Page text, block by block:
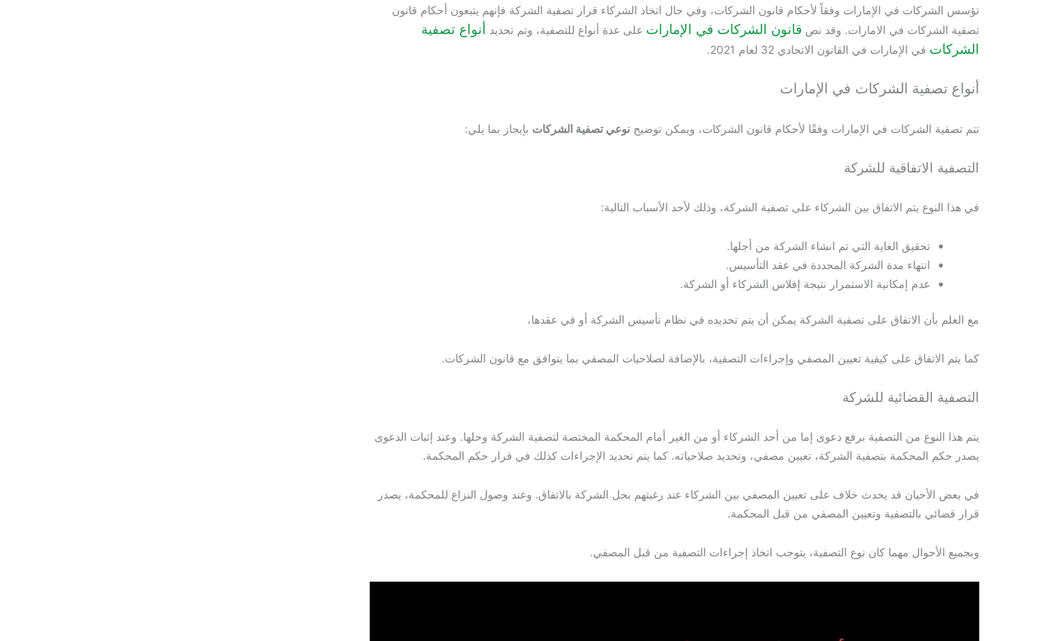
تؤسس الشركات في الإمارات وفقاً لأحكام قانون الشركات، وفي حال اتخاذ الشركاء قرار تصفية الشركة فإنهم يتبعون أحكام قانون
تصفية الشركات في الامارات. وقد نص قانون الشركات في الإمارات على عدة أنواع للتصفية، وتم تحديد أنواع تصفية
الشركات في الإمارات في القانون الاتحادي 32 لعام 2021.
أنواع تصفية الشركات في الإمارات
تتم تصفية الشركات في الإمارات وفقًا لأحكام قانون الشركات، ويمكن توضيح نوعي تصفية الشركات بإيجاز بما يلي:
التصفية الاتفاقية للشركة
في هذا النوع يتم الاتفاق بين الشركاء على تصفية الشركة، وذلك لأحد الأسباب التالية:
تحقيق الغاية التي تم انشاء الشركة من أجلها.
انتهاء مدة الشركة المحددة في عقد التأسيس.
عدم إمكانية الاستمرار نتيجة إفلاس الشركاء أو الشركة.
مع العلم بأن الاتفاق على تصفية الشركة يمكن أن يتم تحديده في نظام تأسيس الشركة أو في عقدها،
كما يتم الاتفاق على كيفية تعيين المصفي وإجراءات التصفية، بالإضافة لصلاحيات المصفي بما يتوافق مع قانون الشركات.
التصفية القضائية للشركة
يتم هذا النوع من التصفية برفع دعوى إما من أحد الشركاء أو من الغير أمام المحكمة المختصة لتصفية الشركة وحلها. وعند إثبات الدعوى
يصدر حكم المحكمة بتصفية الشركة، تعيين مصفي، وتحديد صلاحياته. كما يتم تحديد الإجراءات كذلك في قرار حكم المحكمة.
في بعض الأحيان قد يحدث خلاف على تعيين المصفي بين الشركاء عند رغبتهم بحل الشركة بالاتفاق. وعند وصول النزاع للمحكمة، يصدر
قرار قضائي بالتصفية وتعيين المصفي من قبل المحكمة.
وبجميع الأحوال مهما كان نوع التصفية، يتوجب اتخاذ إجراءات التصفية من قبل المصفي.